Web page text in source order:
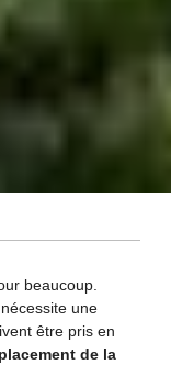
beaucoup.
une
être pris en
de la